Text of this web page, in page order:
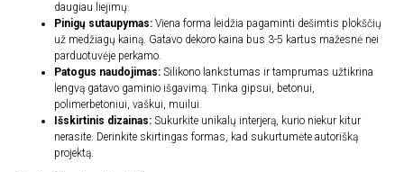
daugiau liejimų.
Pinigų sutaupymas: Viena forma leidžia pagaminti dešimtis plokščių
už medžiagų kainą. Gatavo dekoro kaina bus 3-5 kartus mažesnė nei
parduotuvėje perkamo.
Patogus naudojimas: Silikono lankstumas ir tamprumas užtikrina
lengvą gatavo gaminio išgavimą. Tinka gipsui, betonui,
polimerbetoniui, vaškui, muilui.
Išskirtinis dizainas: Sukurkite unikalų interjerą, kurio niekur kitur
nerasite. Derinkite skirtingas formas, kad sukurtumėte autorišką
projektą.